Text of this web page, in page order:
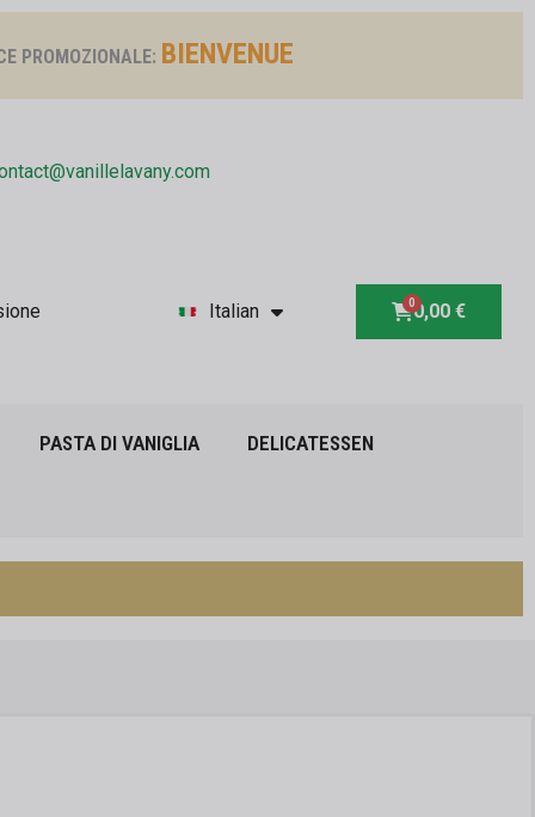
PROMOZIONALE: BIENVENUE
Italian 0,00 €
PASTA DI VANIGLIA DELICATESSEN